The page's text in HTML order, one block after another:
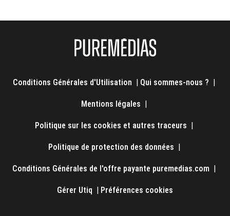
Conditions Générales d'Utilisation Qui sommes-nous ?
Mentions légales
Politique sur les cookies et autres traceurs
Politique de protection des données
Conditions Générales de l'offre payante puremedias.com
Gérer Utiq Préférences cookies